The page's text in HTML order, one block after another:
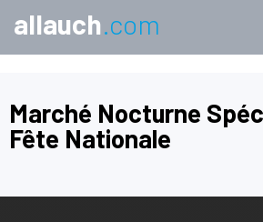
allauch.com
Marché Nocturne
Fête Nationale